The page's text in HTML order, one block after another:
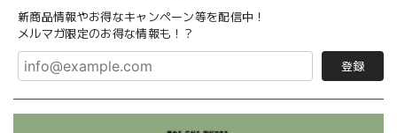
新商品情報やお得なキャンペーン等を配信中！
メルマガ限定のお得な情報も！？
登録